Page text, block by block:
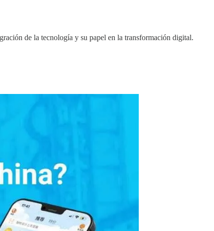
de la tecnología y su papel en la transformación digital.